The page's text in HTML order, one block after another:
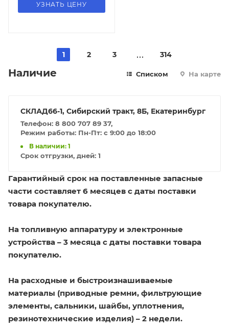
УЗНАТЬ ЦЕНУ
1 2 3 314
Наличие Списком На карте
СКЛАД66-1, Сибирский тракт, 8Б, Екатеринбург
Телефон: 8 800 707 89 37,
Режим работы: Пн-Пт: с 9:00 до 18:00
В наличии: 1
Срок отгрузки, дней: 1
Гарантийный срок на поставленные запасные
части составляет 6 месяцев с даты поставки
товара покупателю.
На топливную аппаратуру и электронные
устройства – 3 месяца с даты поставки товара
покупателю.
На расходные и быстроизнашиваемые
материалы (приводные ремни, фильтрующие
элементы, сальники, шайбы, уплотнения,
резинотехнические изделия) – 2 недели.